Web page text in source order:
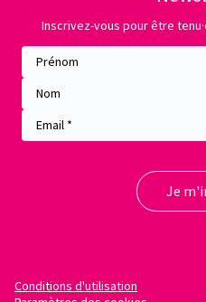
Inscrivez-vous pour être
Conditions d'utilisation